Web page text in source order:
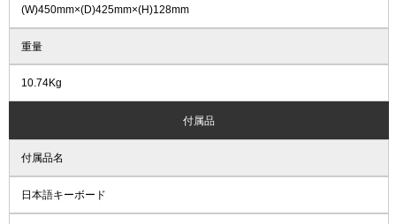
(W)450mm×(D)425mm×(H)128mm
重量
10.74Kg
付属品
付属品名
日本語キーボード